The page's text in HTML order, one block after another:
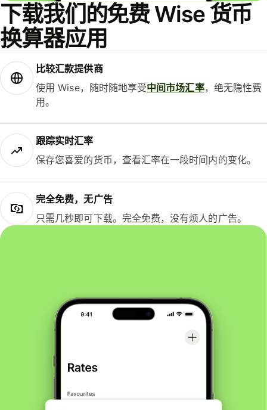
下载我们的免费 Wise 货币
换算器应用
比较汇款提供商
使用 Wise，随时随地享受中间市场汇率，绝无隐性费
用。
跟踪实时汇率
保存您喜爱的货币，查看汇率在一段时间内的变化。
完全免费，无广告
只需几秒即可下载。完全免费，没有烦人的广告。